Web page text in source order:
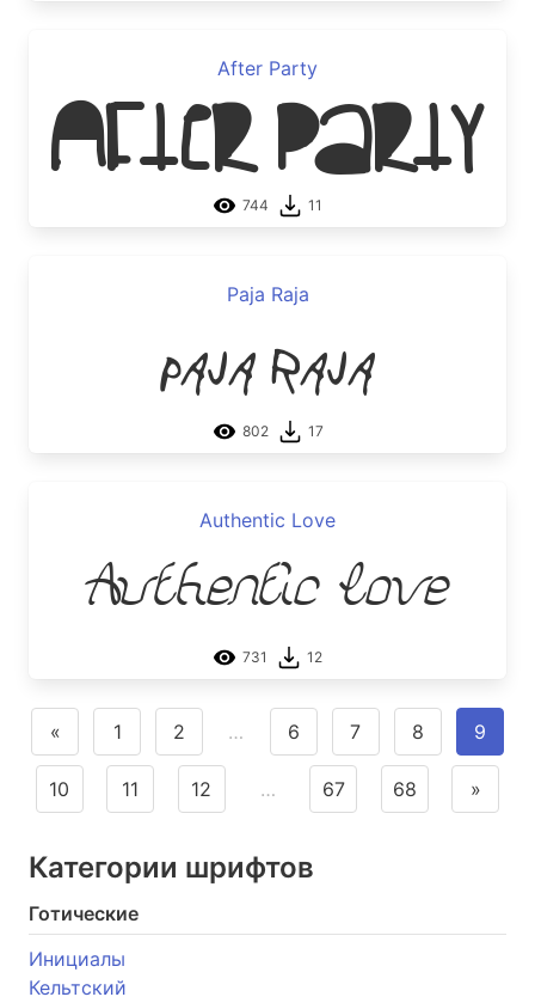
After Party
After Party
744 11
Paja Raja
Paja Raja
802 17
Authentic Love
Authentic Love
731 12
« 1 2 … 6 7 8 9
10 11 12 … 67 68 »
Категории шрифтов
Готические
Инициалы
Кельтский